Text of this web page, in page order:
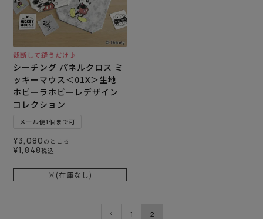
裁断して縫うだけ♪
シーチング パネルクロス ミ
ッキーマウス＜01X＞生地
ホビーラホビーレデザイン
コレクション
メール便1個まで可
¥3,080 のところ
¥1,848税込
×(在庫なし)
1 2